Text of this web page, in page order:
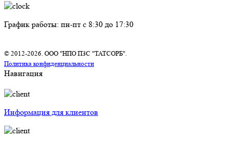
График работы: пн-пт с 8:30 до 17:30
© 2012-2026. ООО "НПО ПЗС "ТАТСОРБ".
Политика конфиденциальности
Навигация
Информация для клиентов